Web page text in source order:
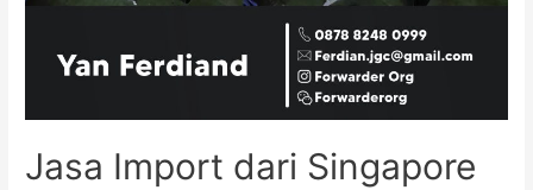
Jasa Import dari Singapore